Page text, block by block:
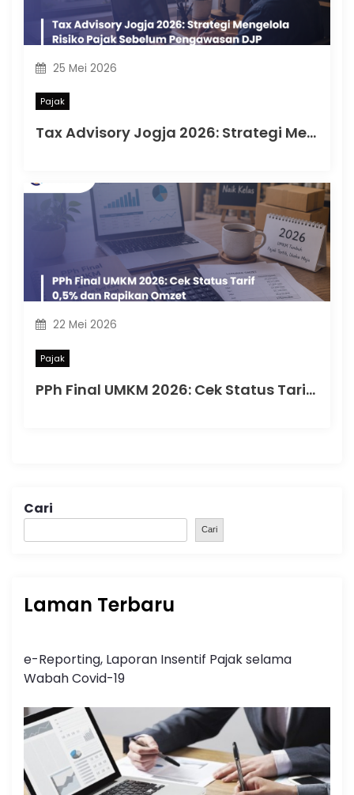
25 Mei 2026
Pajak
Tax Advisory Jogja 2026: Strategi Mengelola Risiko Pajak Sebelum Pengawasan DJP
22 Mei 2026
Pajak
PPh Final UMKM 2026: Cek Status Tarif 0,5% dan Rapikan Omzet
Cari
Cari
Laman Terbaru
e-Reporting, Laporan Insentif Pajak selama
Wabah Covid-19